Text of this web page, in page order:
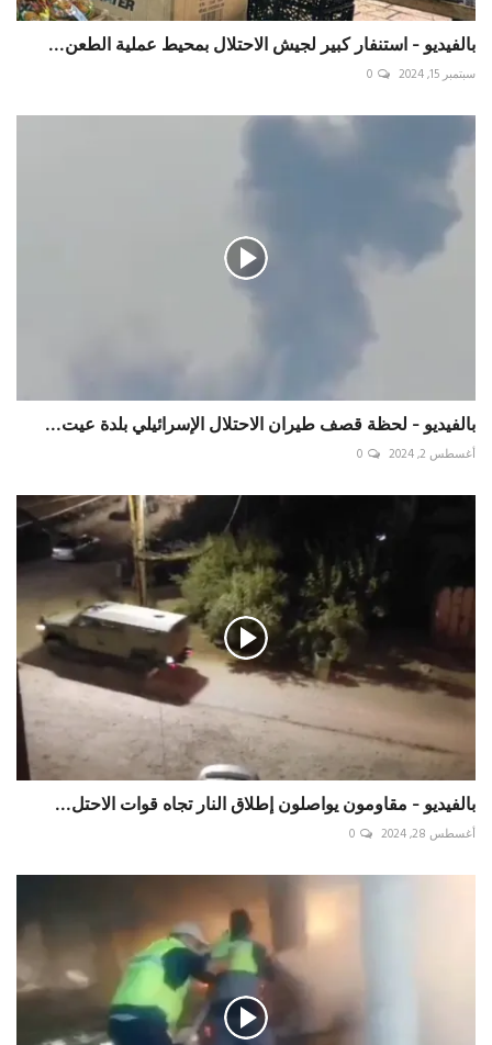
بالفيديو - استنفار كبير لجيش الاحتلال بمحيط عملية الطعن...
سبتمبر 15, 2024 0
‏بالفيديو - لحظة قصف طيران الاحتلال الإسرائيلي بلدة عيت...
أغسطس 2, 2024 0
بالفيديو - مقاومون يواصلون إطلاق النار تجاه قوات الاحتل...
أغسطس 28, 2024 0